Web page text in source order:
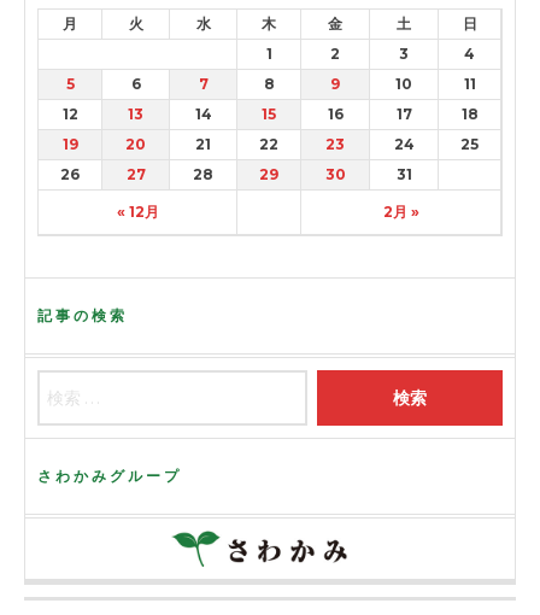
月 火 水 木 金 土 日
« 12月 2月 »
1 2 3
4
5
6 7 8 9 10
11
12
13 14 15 16 17
18
19
20 21 22 23 24
25
26
27 28 29 30 31
記事の検索
さわかみグループ